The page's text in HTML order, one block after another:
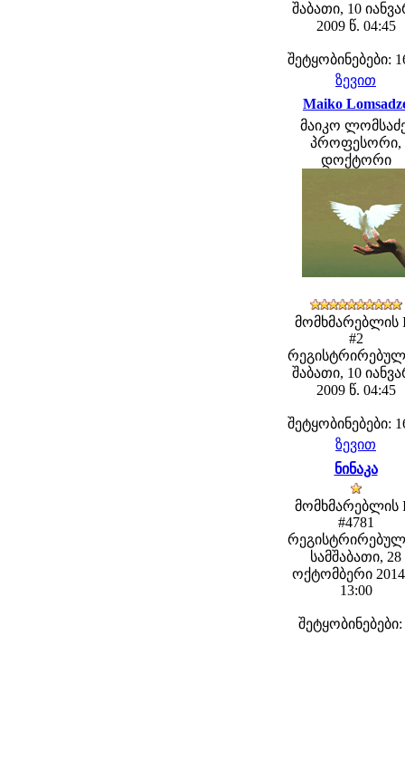
შაბათი, 10
2009 წ. 04:45
შეტყობინებები:
ზევით
Maiko
მაიკო
პროფესორი,
დოქტორი
მომხმარებლის
#2
შაბათი, 10
2009 წ. 04:45
შეტყობინებები:
ზევით
ნინაკა
მომხმარებლის
#4781
სამშაბათი, 28
ოქტომბერი
13:00
შეტყობინებები: